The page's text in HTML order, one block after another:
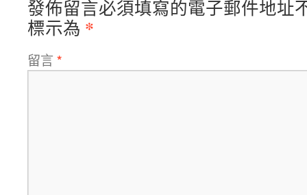
發佈留言必須填寫的電子郵件地址
標示為 *
留言 *